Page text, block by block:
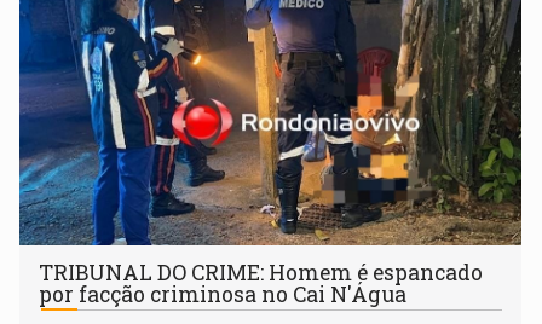
TRIBUNAL DO CRIME: Homem é espancado
por facção criminosa no Cai N'Água